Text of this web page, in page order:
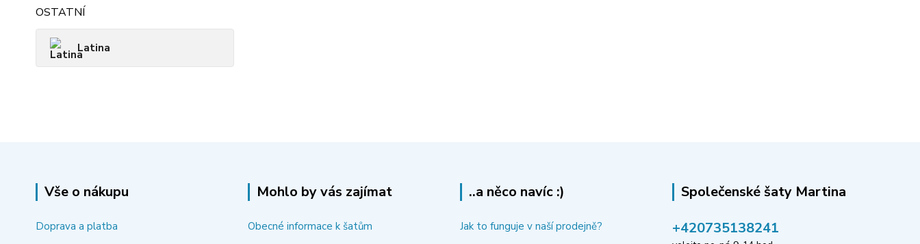
OSTATNÍ
Latina
Vše o nákupu
Doprava a platba
Mohlo by vás zajímat
Obecné informace k šatům
..a něco navíc :)
Jak to funguje v naší prodejně?
Společenské šaty Martina
‭+420735138241